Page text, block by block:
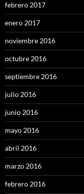
febrero 2017
enero 2017
noviembre 2016
octubre 2016
septiembre 2016
julio 2016
junio 2016
mayo 2016
abril 2016
marzo 2016
febrero 2016